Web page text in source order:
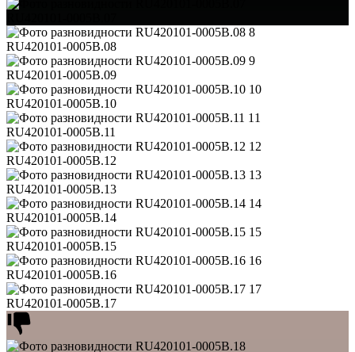
8
RU420101-0005B.08
9
RU420101-0005B.09
10
RU420101-0005B.10
11
RU420101-0005B.11
12
RU420101-0005B.12
13
RU420101-0005B.13
14
RU420101-0005B.14
15
RU420101-0005B.15
16
RU420101-0005B.16
17
RU420101-0005B.17